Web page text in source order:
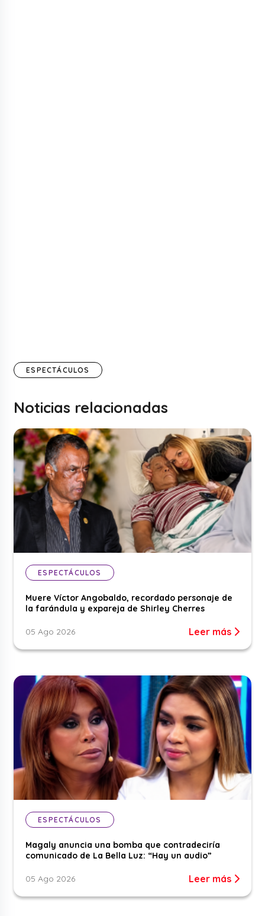
ESPECTÁCULOS
Noticias relacionadas
ESPECTÁCULOS
Muere Víctor Angobaldo, recordado personaje de
la farándula y expareja de Shirley Cherres
05 Ago 2026 Leer más
ESPECTÁCULOS
Magaly anuncia una bomba que contradeciría
comunicado de La Bella Luz: “Hay un audio”
05 Ago 2026 Leer más